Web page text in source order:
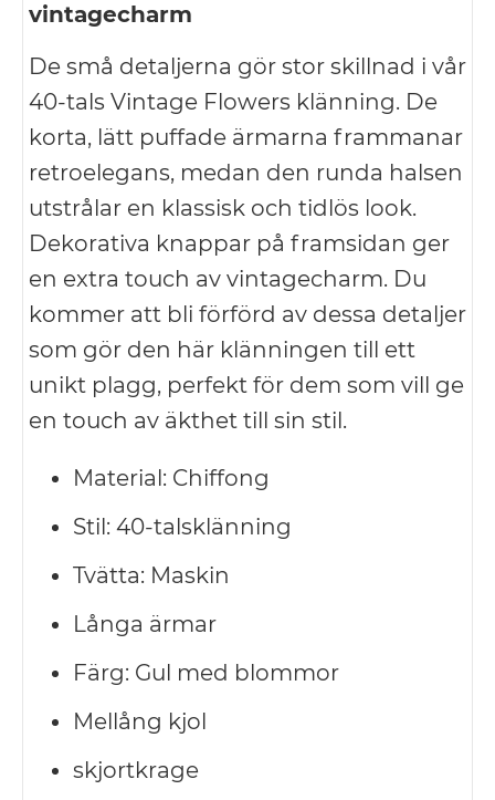
vintagecharm
De små detaljerna gör stor skillnad i vår
40-tals Vintage Flowers klänning. De
korta, lätt puffade ärmarna frammanar
retroelegans, medan den runda halsen
utstrålar en klassisk och tidlös look.
Dekorativa knappar på framsidan ger
en extra touch av vintagecharm. Du
kommer att bli förförd av dessa detaljer
som gör den här klänningen till ett
unikt plagg, perfekt för dem som vill ge
en touch av äkthet till sin stil.
Material: Chiffong
Stil: 40-talsklänning
Tvätta: Maskin
Långa ärmar
Färg: Gul med blommor
Mellång kjol
skjortkrage